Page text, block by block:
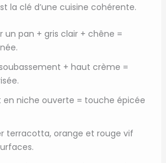
la clé d’une cuisine cohérente.
un pan + gris clair + chêne =
+ haut crème =
en niche ouverte = touche épicée
terracotta, orange et rouge vif